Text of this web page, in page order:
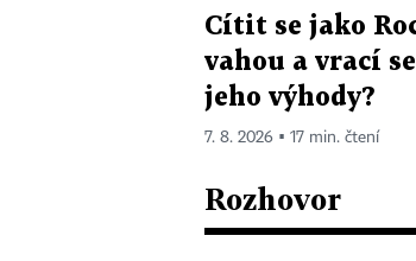
Cítit se jako
vahou a vrací
jeho výhody?
7. 8. 2026 ▪ 17 min. čtení
Rozhovor